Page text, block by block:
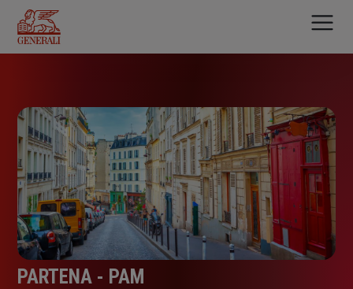
contenu
principal
PARTENA - PAM